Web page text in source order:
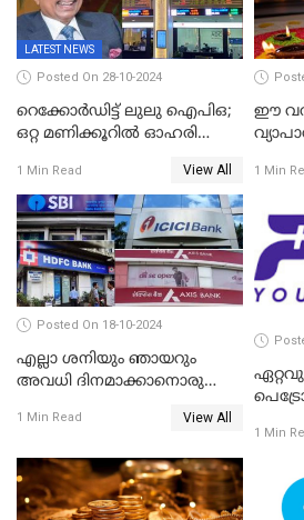
LATEST NEWS
Posted On 28-10-2024
റെക്കോർഡിട്ട് ലുലു ഐപിഒ;
ഒറ്റ മണിക്കൂറിൽ ഓഹരി
നിന്നും വാങ്ങാം, ഓഹരിക്ക്
വില 2.04 ദിർഹം വരെ
1 Min Read View All
ഈ
1 Min
Posted On 18-10-2024
എല്ലാ ശനിയും ഞായറും
അവധി ദിനമാക്കാനൊരുങ്ങി
1 Min Read View All
1 Min